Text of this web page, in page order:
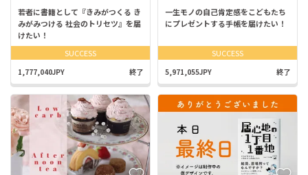
若者に書籍として『きみがつくる き
みがみつける 社会のトリセツ』を届
けたい！
SUCCESS
1,777,040JPY 終了
一生モノの自己肯定感をこどもたち
にプレゼントする手帳を届けたい！
SUCCESS
5,971,055JPY 終了